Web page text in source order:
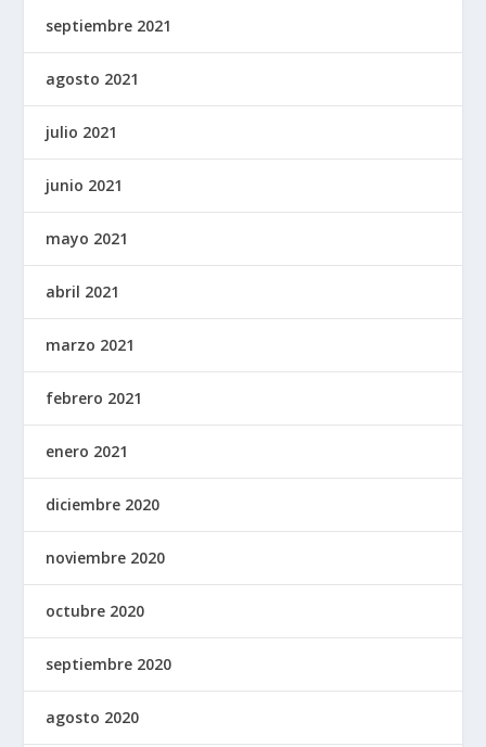
septiembre 2021
agosto 2021
julio 2021
junio 2021
mayo 2021
abril 2021
marzo 2021
febrero 2021
enero 2021
diciembre 2020
noviembre 2020
octubre 2020
septiembre 2020
agosto 2020